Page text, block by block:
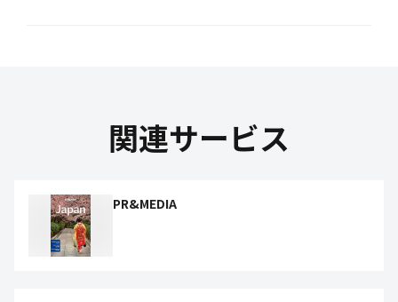
関連サービス
PR&MEDIA